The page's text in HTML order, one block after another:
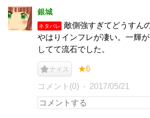
銀城
ネタバレ
敵側強すぎてどうすん
やはりインフレが凄い。一輝
してて流石でした。
ナイス ★6
コメント(0) 2017/05/21